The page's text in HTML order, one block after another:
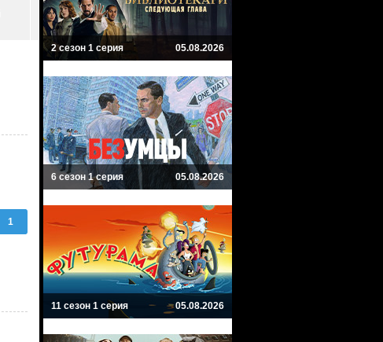
1
2 сезон 1 серия 05.08.2026
6 сезон 1 серия 05.08.2026
11 сезон 1 серия 05.08.2026